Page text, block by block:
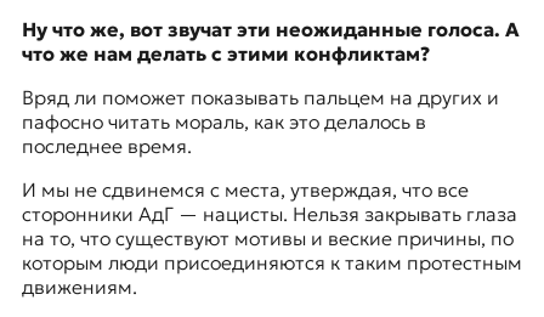
Ну что же, вот звучат эти неожиданные голоса. А
что же нам делать с этими конфликтам?
Вряд ли поможет показывать пальцем на других и
пафосно читать мораль, как это делалось в
последнее время.
И мы не сдвинемся с места, утверждая, что все
сторонники АдГ — нацисты. Нельзя закрывать глаза
на то, что существуют мотивы и веские причины, по
которым люди присоединяются к таким протестным
движениям.